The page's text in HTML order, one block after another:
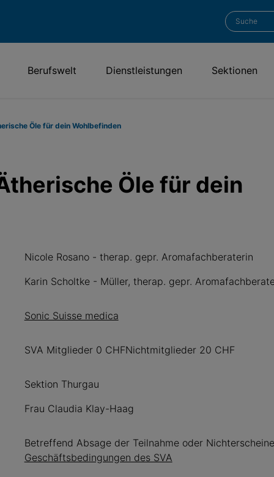
Berufswelt Dienstleistungen Sektionen
Öle für dein Wohlbefinden
Öle für dein
Nicole Rosano - therap. gepr. Aromafachberaterin
Karin Scholtke - Müller, therap. gepr.
Sonic Suisse medica
SVA Mitglieder 0 CHFNichtmitglieder 20 CHF
Sektion Thurgau
Frau Claudia Klay-Haag
Betreffend Absage der Teilnahme oder
Geschäftsbedingungen des SVA